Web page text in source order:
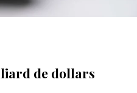
de dollars